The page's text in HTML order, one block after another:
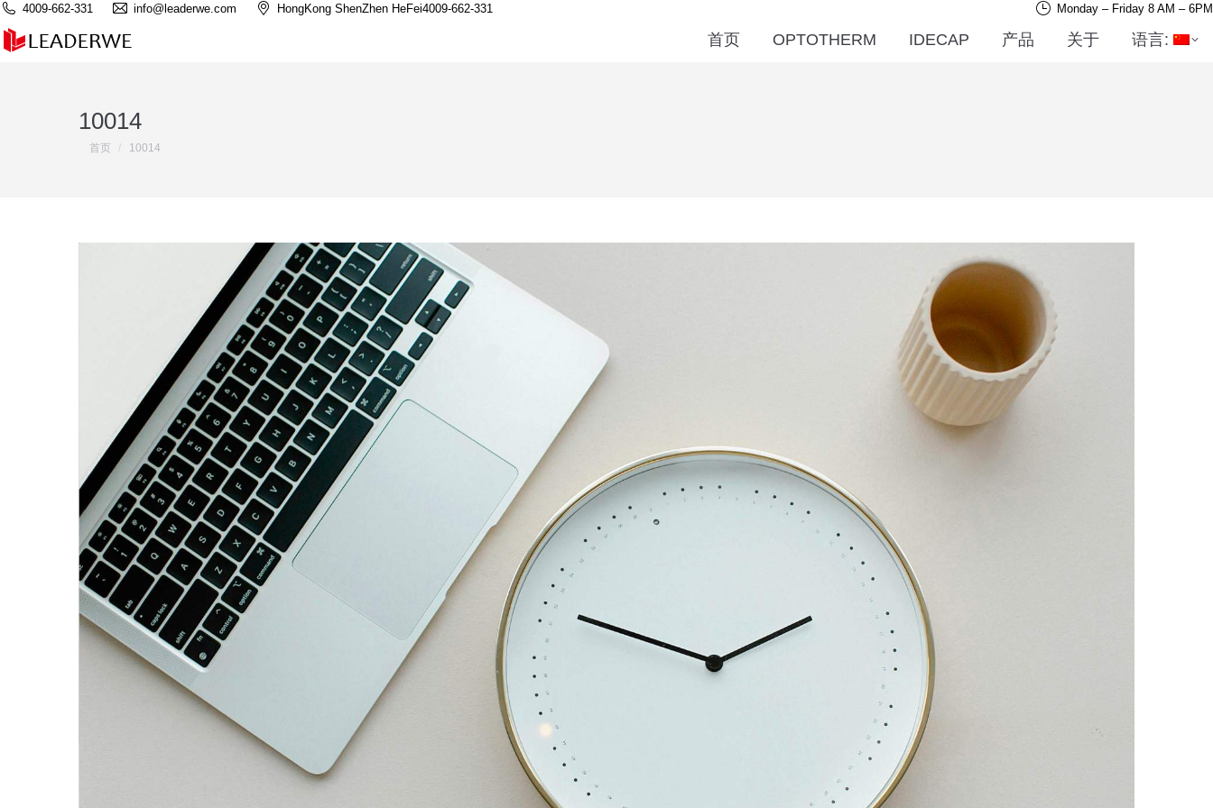
4009-662-331 info@leaderwe.com HongKong ShenZhen HeFei4009-662-331 Monday – Friday 8 AM – 6PM
首页 OPTOTHERM IDECAP 产品 关于 语言:
10014
您在这里：
首页 10014